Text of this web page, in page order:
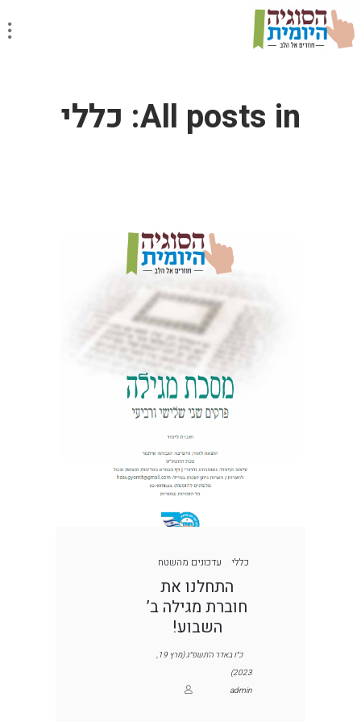
All posts in: כללי
כללי עדכונים מהשטח
התחלנו את
חוברת מגילה ב’
השבוע!
כ״ו באדר ה׳תשפ״ג (מרץ 19,
2023)
admin